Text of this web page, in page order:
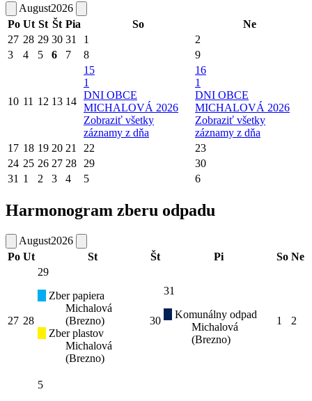
August2026
Po Ut St Št Pia So
Ne
27 28 29 30 31 1
2
3
4 5 6 7 8 9
10 11 12 13 14
15
1
DNI OBCE
MICHALOVÁ 2026
Zobraziť všetky
záznamy z dňa
16
1
DNI OBCE
MICHALOVÁ 2026
Zobraziť všetky
záznamy z dňa
17 18 19 20 21 22
23
24 25 26 27 28 29
30
31 1 2 3 4 5 6
Harmonogram zberu odpadu
August2026
Po Ut St Št Pi So Ne
27 28
29
Zber papiera
Michalová
(Brezno)
Zber plastov
Michalová
(Brezno)
30
31
Komunálny odpad
Michalová
(Brezno)
1 2
5